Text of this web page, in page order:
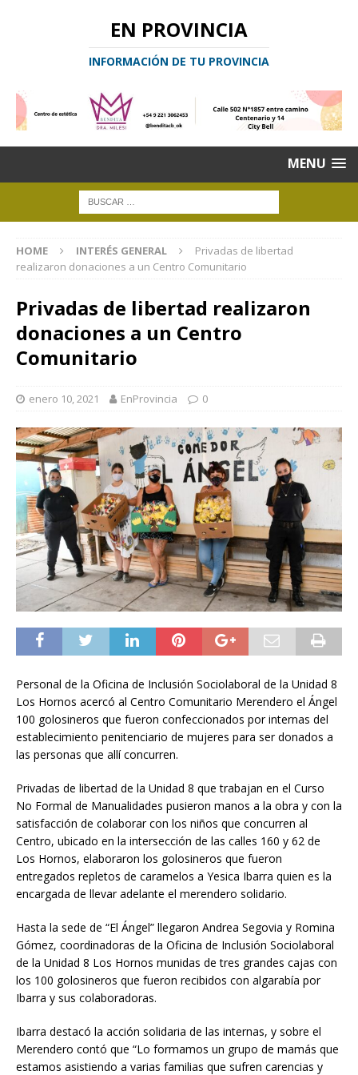
EN PROVINCIA
INFORMACIÓN DE TU PROVINCIA
MENU
HOME INTERÉS GENERAL
Privadas de libertad
realizaron donaciones a un Centro Comunitario
Privadas de libertad realizaron
donaciones a un Centro
Comunitario
enero 10, 2021 EnProvincia 0
Personal de la Oficina de Inclusión Sociolaboral de la Unidad 8
Los Hornos acercó al Centro Comunitario Merendero el Ángel
100 golosineros que fueron confeccionados por internas del
establecimiento penitenciario de mujeres para ser donados a
las personas que allí concurren.
Privadas de libertad de la Unidad 8 que trabajan en el Curso
No Formal de Manualidades pusieron manos a la obra y con la
satisfacción de colaborar con los niños que concurren al
Centro, ubicado en la intersección de las calles 160 y 62 de
Los Hornos, elaboraron los golosineros que fueron
entregados repletos de caramelos a Yesica Ibarra quien es la
encargada de llevar adelante el merendero solidario.
Hasta la sede de “El Ángel” llegaron Andrea Segovia y Romina
Gómez, coordinadoras de la Oficina de Inclusión Sociolaboral
de la Unidad 8 Los Hornos munidas de tres grandes cajas con
los 100 golosineros que fueron recibidos con algarabía por
Ibarra y sus colaboradoras.
Ibarra destacó la acción solidaria de las internas, y sobre el
Merendero contó que “Lo formamos un grupo de mamás que
estamos asistiendo a varias familias que sufren carencias y